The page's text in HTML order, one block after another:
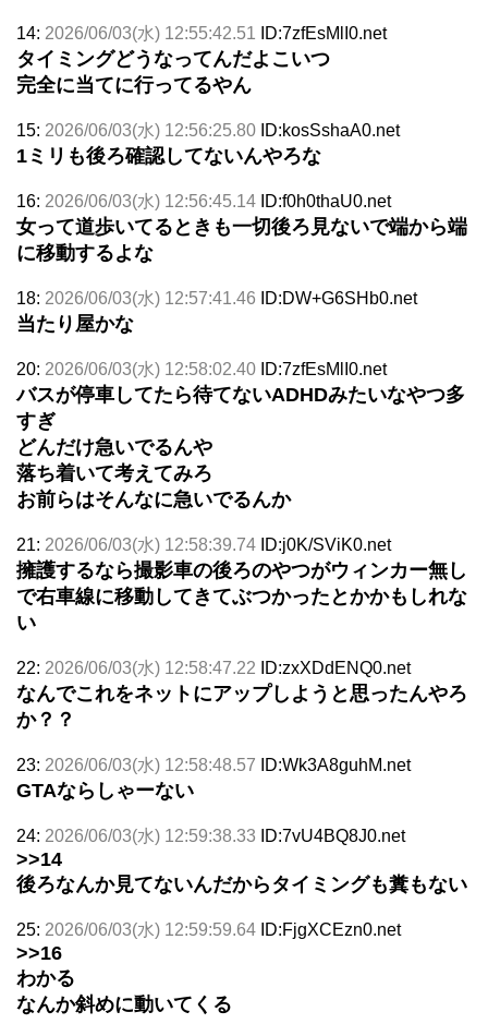
14: 2026/06/03(水) 12:55:42.51 ID:7zfEsMlI0.net
タイミングどうなってんだよこいつ
完全に当てに行ってるやん
15: 2026/06/03(水) 12:56:25.80 ID:kosSshaA0.net
1ミリも後ろ確認してないんやろな
16: 2026/06/03(水) 12:56:45.14 ID:f0h0thaU0.net
女って道歩いてるときも一切後ろ見ないで端から端
に移動するよな
18: 2026/06/03(水) 12:57:41.46 ID:DW+G6SHb0.net
当たり屋かな
20: 2026/06/03(水) 12:58:02.40 ID:7zfEsMlI0.net
バスが停車してたら待てないADHDみたいなやつ多
すぎ
どんだけ急いでるんや
落ち着いて考えてみろ
お前らはそんなに急いでるんか
21: 2026/06/03(水) 12:58:39.74 ID:j0K/SViK0.net
擁護するなら撮影車の後ろのやつがウィンカー無し
で右車線に移動してきてぶつかったとかかもしれな
い
22: 2026/06/03(水) 12:58:47.22 ID:zxXDdENQ0.net
なんでこれをネットにアップしようと思ったんやろ
か？？
23: 2026/06/03(水) 12:58:48.57 ID:Wk3A8guhM.net
GTAならしゃーない
24: 2026/06/03(水) 12:59:38.33 ID:7vU4BQ8J0.net
>>14
後ろなんか見てないんだからタイミングも糞もない
25: 2026/06/03(水) 12:59:59.64 ID:FjgXCEzn0.net
>>16
わかる
なんか斜めに動いてくる